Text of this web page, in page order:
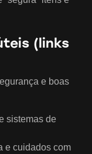
(links
e boas
sistemas de
e cuidados com